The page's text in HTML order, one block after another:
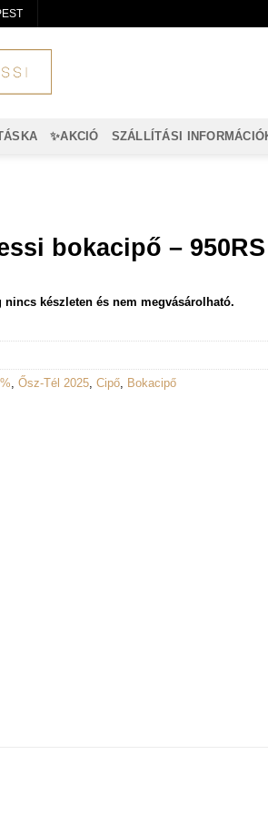
✨AKCIÓ SZÁLLÍTÁSI
bokacipő –
nincs készleten és nem megvásárolható.
Ősz-Tél 2025, Cipő, Bokacipő